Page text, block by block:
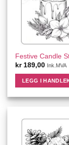
Festive Candle
kr189,00 Ink.MVA
LEGG I